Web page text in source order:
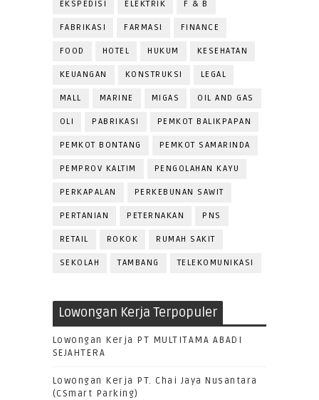
EKSPEDISI ELEKTRIK F & B
FABRIKASI FARMASI FINANCE
FOOD HOTEL HUKUM KESEHATAN
KEUANGAN KONSTRUKSI LEGAL
MALL MARINE MIGAS OIL AND GAS
OLI PABRIKASI PEMKOT BALIKPAPAN
PEMKOT BONTANG PEMKOT SAMARINDA
PEMPROV KALTIM PENGOLAHAN KAYU
PERKAPALAN PERKEBUNAN SAWIT
PERTANIAN PETERNAKAN PNS
RETAIL ROKOK RUMAH SAKIT
SEKOLAH TAMBANG TELEKOMUNIKASI
Lowongan Kerja Terpopuler
Lowongan Kerja PT MULTITAMA ABADI
SEJAHTERA
Lowongan Kerja PT. Chai Jaya Nusantara
(CSmart Parking)